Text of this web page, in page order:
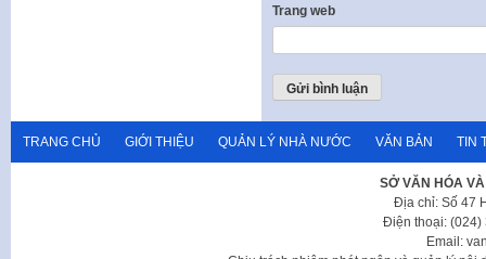
Trang web
TRANG CHỦ GIỚI THIỆU QUẢN LÝ NHÀ NƯỚC VĂN BẢN TIN
SỞ VĂN HÓA
Địa chỉ: Số 47
Điện thoại: (024)
Email: